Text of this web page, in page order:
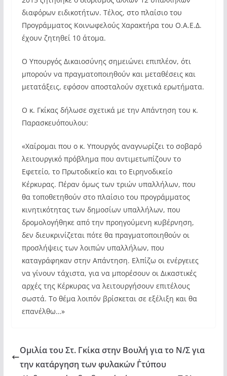
διαφόρων ειδικοτήτων. Τέλος, στο πλαίσιο του
Προγράμματος Κοινωφελούς Χαρακτήρα του Ο.Α.Ε.Δ.
έχουν ζητηθεί 10 άτομα.
Ο Υπουργός Δικαιοσύνης σημειώνει επιπλέον, ότι
μπορούν να πραγματοποιηθούν και μεταθέσεις και
μετατάξεις, εφόσον αποσταλούν σχετικά ερωτήματα.
Ο κ. Γκίκας δήλωσε σχετικά με την Απάντηση του κ.
Παρασκευόπουλου:
«Χαίρομαι που ο κ. Υπουργός αναγνωρίζει το σοβαρό
λειτουργικό πρόβλημα που αντιμετωπίζουν το
Εφετείο, το Πρωτοδικείο και το Ειρηνοδικείο
Κέρκυρας. Πέραν όμως των τριών υπαλλήλων, που
θα τοποθετηθούν στο πλαίσιο του προγράμματος
κινητικότητας των δημοσίων υπαλλήλων, που
δρομολογήθηκε από την προηγούμενη κυβέρνηση,
δεν διευκρινίζεται πότε θα πραγματοποιηθούν οι
προσλήψεις των λοιπών υπαλλήλων, που
καταγράφηκαν στην Απάντηση. Ελπίζω οι ενέργειες
να γίνουν τάχιστα, για να μπορέσουν οι Δικαστικές
αρχές της Κέρκυρας να λειτουργήσουν επιτέλους
σωστά. Το θέμα λοιπόν βρίσκεται σε εξέλιξη και θα
επανέλθω…»
Ομιλία του Στ. Γκίκα στην Βουλή για το Ν/Σ για
την κατάργηση των φυλακών Γ΄τύπου